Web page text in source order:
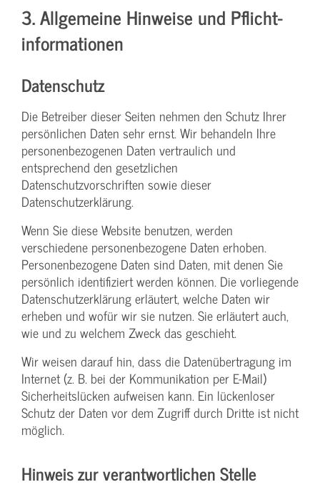
3. Allgemeine Hinweise und Pflicht­
informationen
Datenschutz
Die Betreiber dieser Seiten nehmen den Schutz Ihrer
persönlichen Daten sehr ernst. Wir behandeln Ihre
personenbezogenen Daten vertraulich und
entsprechend den gesetzlichen
Datenschutzvorschriften sowie dieser
Datenschutzerklärung.
Wenn Sie diese Website benutzen, werden
verschiedene personenbezogene Daten erhoben.
Personenbezogene Daten sind Daten, mit denen Sie
persönlich identifiziert werden können. Die vorliegende
Datenschutzerklärung erläutert, welche Daten wir
erheben und wofür wir sie nutzen. Sie erläutert auch,
wie und zu welchem Zweck das geschieht.
Wir weisen darauf hin, dass die Datenübertragung im
Internet (z. B. bei der Kommunikation per E-Mail)
Sicherheitslücken aufweisen kann. Ein lückenloser
Schutz der Daten vor dem Zugriff durch Dritte ist nicht
möglich.
Hinweis zur verantwortlichen Stelle